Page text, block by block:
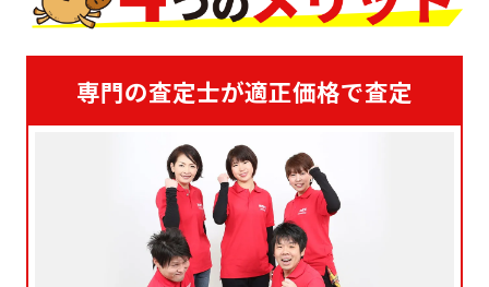
専門の査定士が適正価格で査定